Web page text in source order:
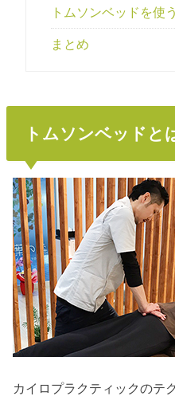
トムソンベッドを使
まとめ
トムソンベッドと
カイロプラクティックのテ